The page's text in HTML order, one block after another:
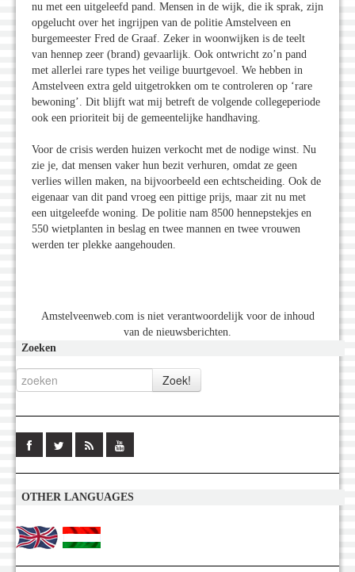
nu met een uitgeleefd pand. Mensen in de wijk, die ik sprak, zijn
opgelucht over het ingrijpen van de politie Amstelveen en
burgemeester Fred de Graaf. Zeker in woonwijken is de teelt
van hennep zeer (brand) gevaarlijk. Ook ontwricht zo’n pand
met allerlei rare types het veilige buurtgevoel. We hebben in
Amstelveen extra geld uitgetrokken om te controleren op ‘rare
bewoning’. Dit blijft wat mij betreft de volgende collegeperiode
ook een prioriteit bij de gemeentelijke handhaving.
Voor de crisis werden huizen verkocht met de nodige winst. Nu
zie je, dat mensen vaker hun bezit verhuren, omdat ze geen
verlies willen maken, na bijvoorbeeld een echtscheiding. Ook de
eigenaar van dit pand vroeg een pittige prijs, maar zit nu met
een uitgeleefde woning. De politie nam 8500 hennepstekjes en
550 wietplanten in beslag en twee mannen en twee vrouwen
werden ter plekke aangehouden.
Amstelveenweb.com is niet verantwoordelijk voor de inhoud
van de nieuwsberichten.
Zoeken
OTHER LANGUAGES